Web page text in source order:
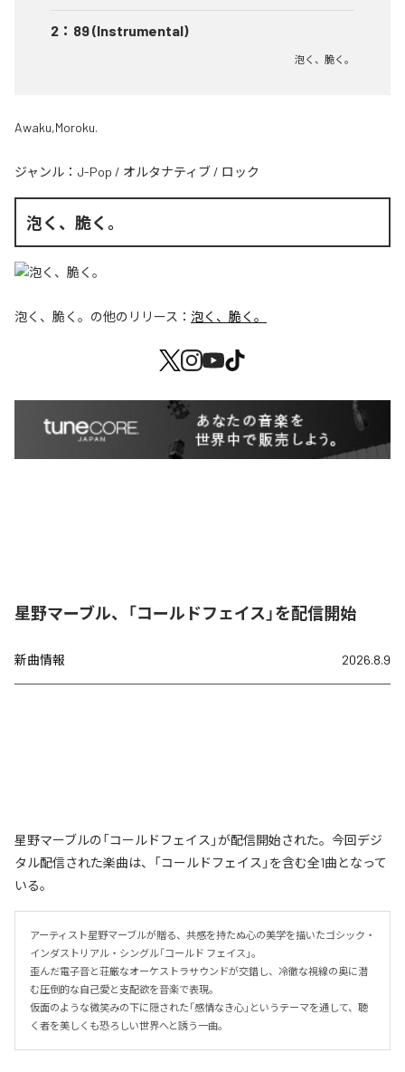
2 ： 89 (Instrumental)
泡く、脆く。
Awaku,Moroku.
ジャンル： J-Pop / オルタナティブ / ロック
泡く、脆く。
泡く、脆く。 の他のリリース： 泡く、脆く。
星野マーブル、「コールドフェイス」を配信開始
新曲情報 2026.8.9
星野マーブルの「コールドフェイス」が配信開始された。今回デジ
タル配信された楽曲は、「コールドフェイス」を含む全1曲となって
いる。
アーティスト星野マーブルが贈る、共感を持たぬ心の美学を描いたゴシック・
インダストリアル・シングル「コールド フェイス」。
歪んだ電子音と荘厳なオーケストラサウンドが交錯し、冷徹な視線の奥に潜
む圧倒的な自己愛と支配欲を音楽で表現。
仮面のような微笑みの下に隠された「感情なき心」というテーマを通して、聴
く者を美しくも恐ろしい世界へと誘う一曲。